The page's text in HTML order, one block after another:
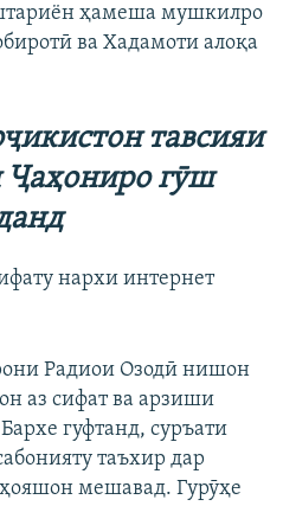
ҳамеша мушкилро
ва Хадамоти алоқа
тавсияи
Ҷаҳониро гӯш
нархи интернет
Радиои Озодӣ нишон
аз сифат ва арзиши
гуфтанд, суръати
таъхир дар
мешавад. Гурӯҳе